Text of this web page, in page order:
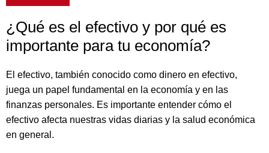
¿Qué es el efectivo y por qué es
importante para tu economía?
El efectivo, también conocido como dinero en efectivo,
juega un papel fundamental en la economía y en las
finanzas personales. Es importante entender cómo el
efectivo afecta nuestras vidas diarias y la salud económica
en general.